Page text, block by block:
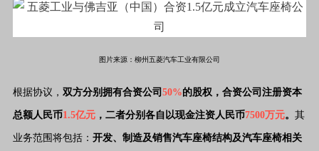
图片来源：柳州五菱汽车工业有限公司
根据协议， 双方分别拥有合资公司 50%的股权，合资公司注册资本
总额人民币1.5亿元 ，二者分别各自以现金注资人民币7500万元。 其
业务范围将包括： 开发、制造及销售汽车座椅结构及汽车座椅相关